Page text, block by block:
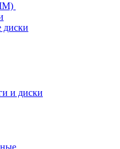
диски
и диски